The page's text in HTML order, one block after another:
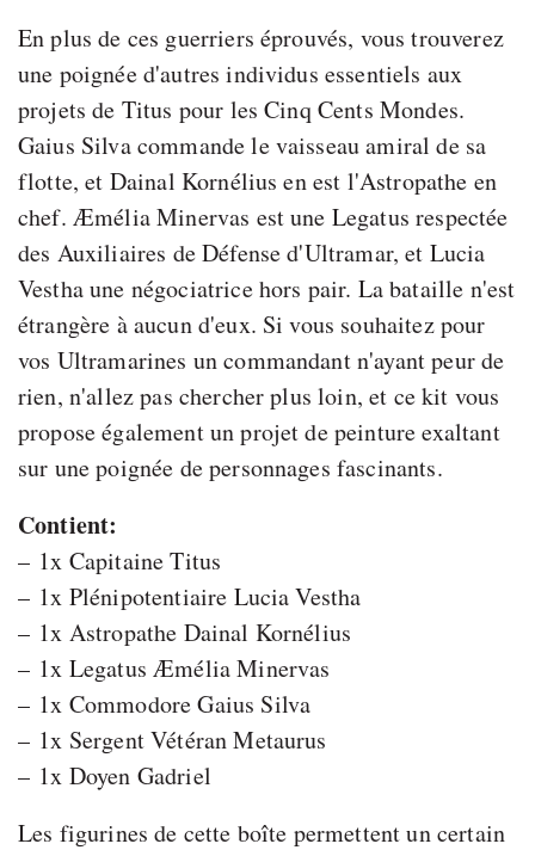
En plus de ces guerriers éprouvés, vous trouverez
une poignée d'autres individus essentiels aux
projets de Titus pour les Cinq Cents Mondes.
Gaius Silva commande le vaisseau amiral de sa
flotte, et Dainal Kornélius en est l'Astropathe en
chef. Æmélia Minervas est une Legatus respectée
des Auxiliaires de Défense d'Ultramar, et Lucia
Vestha une négociatrice hors pair. La bataille n'est
étrangère à aucun d'eux. Si vous souhaitez pour
vos Ultramarines un commandant n'ayant peur de
rien, n'allez pas chercher plus loin, et ce kit vous
propose également un projet de peinture exaltant
sur une poignée de personnages fascinants.
Contient:
– 1x Capitaine Titus
– 1x Plénipotentiaire Lucia Vestha
– 1x Astropathe Dainal Kornélius
– 1x Legatus Æmélia Minervas
– 1x Commodore Gaius Silva
– 1x Sergent Vétéran Metaurus
– 1x Doyen Gadriel
Les figurines de cette boîte permettent un certain